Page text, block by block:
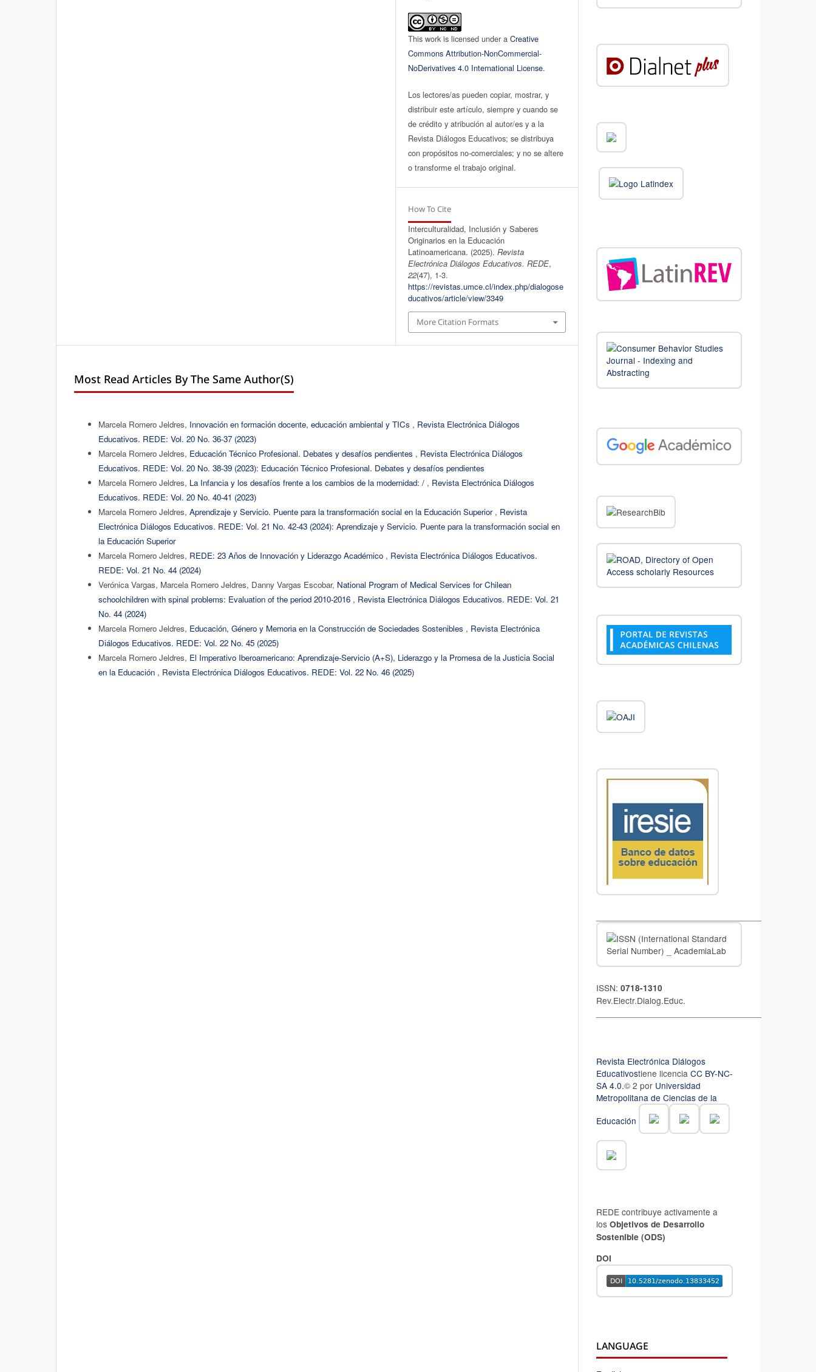
This work is licensed under aCreative
Commons Attribution-NonCommercial-
NoDerivatives 4.0 International License.
Los lectores/as pueden copiar, mostrar, y
distribuir este artículo, siempre y cuando se
de crédito y atribución al autor/es y a la
Revista Diálogos Educativos; se distribuya
con propósitos no-comerciales; y no se altere
o transforme el trabajo original.
How To Cite
Interculturalidad, Inclusión y Saberes
Originarios en la Educación
Latinoamericana. (2025).Revista
Electrónica Diálogos Educativos. REDE,
22(47), 1-3.
https://revistas.umce.cl/index.php/dialogose
ducativos/article/view/3349
More Citation Formats
Most Read Articles By The Same Author(s)
Marcela Romero Jeldres, Innovación en formación docente, educación ambiental y TICs , Revista Electrónica Diálogos
Educativos. REDE: Vol. 20 No. 36-37 (2023)
Marcela Romero Jeldres, Educación Técnico Profesional. Debates y desafíos pendientes , Revista Electrónica Diálogos
Educativos. REDE: Vol. 20 No. 38-39 (2023): Educación Técnico Profesional. Debates y desafíos pendientes
Marcela Romero Jeldres, La Infancia y los desafíos frente a los cambios de la modernidad: / , Revista Electrónica Diálogos
Educativos. REDE: Vol. 20 No. 40-41 (2023)
Marcela Romero Jeldres, Aprendizaje y Servicio. Puente para la transformación social en la Educación Superior , Revista
Electrónica Diálogos Educativos. REDE: Vol. 21 No. 42-43 (2024): Aprendizaje y Servicio. Puente para la transformación social en
la Educación Superior
Marcela Romero Jeldres, REDE: 23 Años de Innovación y Liderazgo Académico , Revista Electrónica Diálogos Educativos.
REDE: Vol. 21 No. 44 (2024)
Verónica Vargas, Marcela Romero Jeldres, Danny Vargas Escobar, National Program of Medical Services for Chilean
schoolchildren with spinal problems: Evaluation of the period 2010-2016 , Revista Electrónica Diálogos Educativos. REDE: Vol. 21
No. 44 (2024)
Marcela Romero Jeldres, Educación, Género y Memoria en la Construcción de Sociedades Sostenibles , Revista Electrónica
Diálogos Educativos. REDE: Vol. 22 No. 45 (2025)
Marcela Romero Jeldres, El Imperativo Iberoamericano: Aprendizaje-Servicio (A+S), Liderazgo y la Promesa de la Justicia Social
en la Educación , Revista Electrónica Diálogos Educativos. REDE: Vol. 22 No. 46 (2025)
ISSN: 0718-1310
Rev.Electr.Dialog.Educ.
Revista Electrónica Diálogos
Educativostiene licencia CC BY-NC-
SA 4.0.© 2 por Universidad
Metropolitana de Ciencias de la
Educación
REDE contribuye activamente a
los Objetivos de Desarrollo
Sostenible (ODS)
DOI
LANGUAGE